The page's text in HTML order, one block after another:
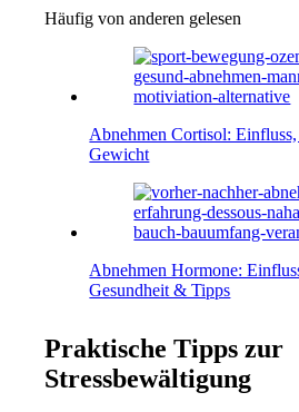
Häufig von anderen gelesen
Abnehmen Cortisol:
Gewicht
Abnehmen Hormone:
Gesundheit & Tipps
Praktische Tipps zur
Stressbewältigung